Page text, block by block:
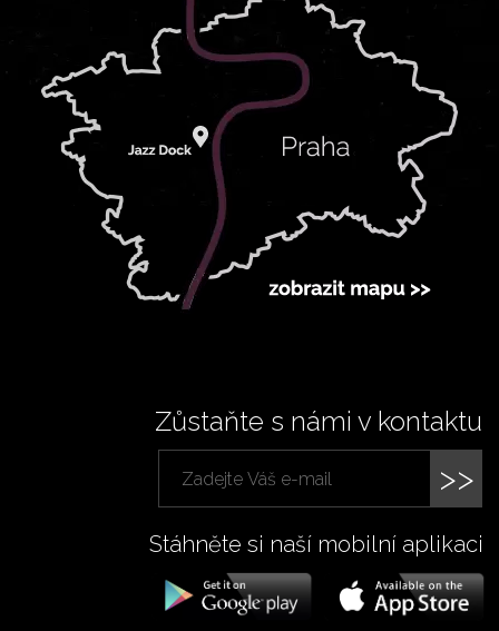
Zůstaňte s námi v kontaktu
>>
Stáhněte si naší mobilní aplikaci